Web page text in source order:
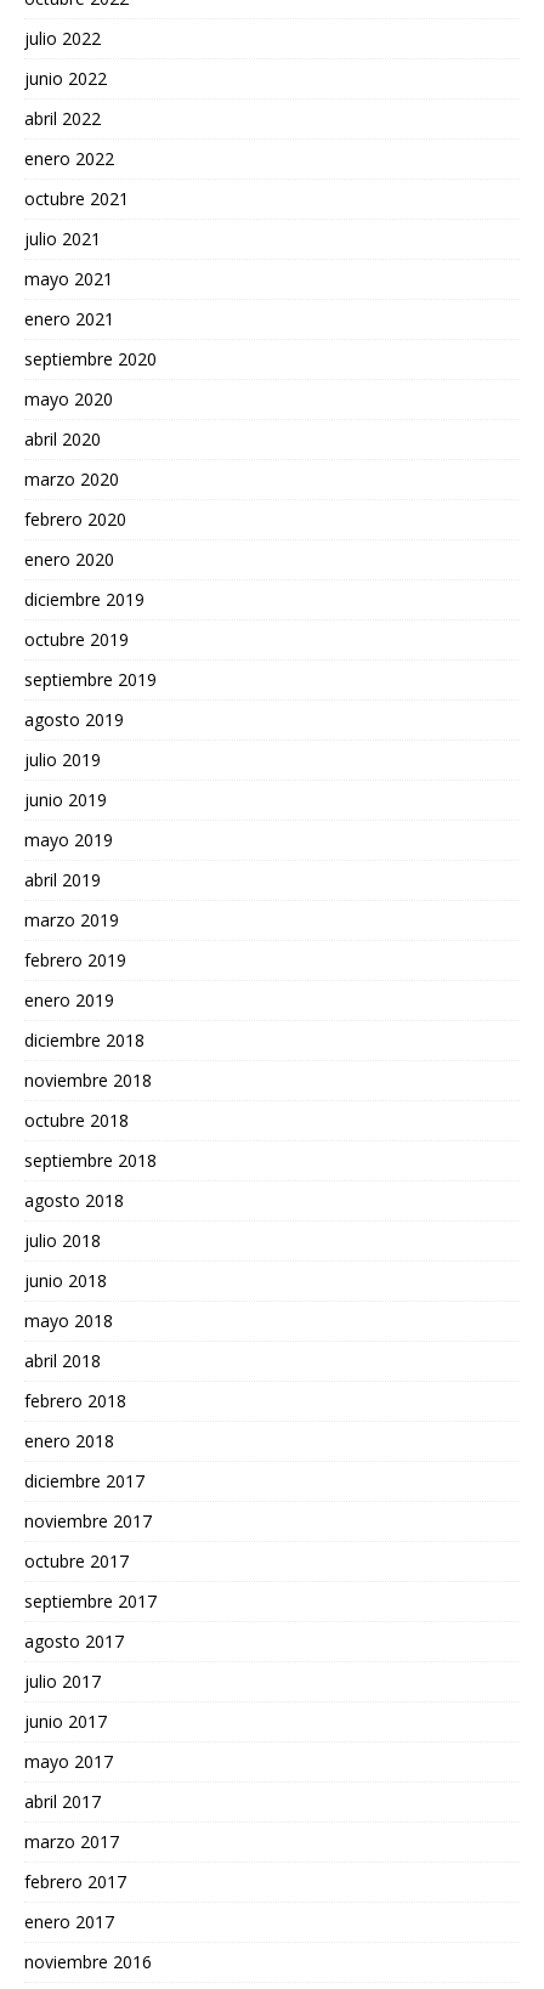
julio 2022
junio 2022
abril 2022
enero 2022
octubre 2021
julio 2021
mayo 2021
enero 2021
septiembre 2020
mayo 2020
abril 2020
marzo 2020
febrero 2020
enero 2020
diciembre 2019
octubre 2019
septiembre 2019
agosto 2019
julio 2019
junio 2019
mayo 2019
abril 2019
marzo 2019
febrero 2019
enero 2019
diciembre 2018
noviembre 2018
octubre 2018
septiembre 2018
agosto 2018
julio 2018
junio 2018
mayo 2018
abril 2018
febrero 2018
enero 2018
diciembre 2017
noviembre 2017
octubre 2017
septiembre 2017
agosto 2017
julio 2017
junio 2017
mayo 2017
abril 2017
marzo 2017
febrero 2017
enero 2017
noviembre 2016